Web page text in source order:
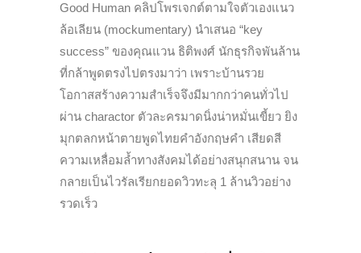
Good Human คลิปโพรเจกต์ตามใจตัวเองแนว
ล้อเลียน (mockumentary) นำเสนอ “key
success” ของคุณแวน ธิติพงศ์ นักธุรกิจพันล้าน
ที่กล้าพูดตรงไปตรงมาว่า เพราะบ้านรวย
โอกาสสร้างความสำเร็จจึงมีมากกว่าคนทั่วไป
ผ่าน charactor ตัวละครมาดนิ่งน่าหมั่นเขี้ยว ยิง
มุกตลกหน้าตายพูดไทยคำอังกฤษคำ เสียดสี
ความเหลื่อมล้ำทางสังคมได้อย่างสนุกสนาน จน
กลายเป็นไวรัลเรียกยอดวิวทะลุ 1 ล้านวิวอย่าง
รวดเร็ว